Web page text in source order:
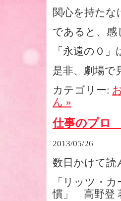
関心を持たな
であると、感
「永遠の０
是非、劇場で
カテゴリー:
ん »
仕事のプロ
2013/05/26
数日かけて読
「リッツ・
慣」 高野登